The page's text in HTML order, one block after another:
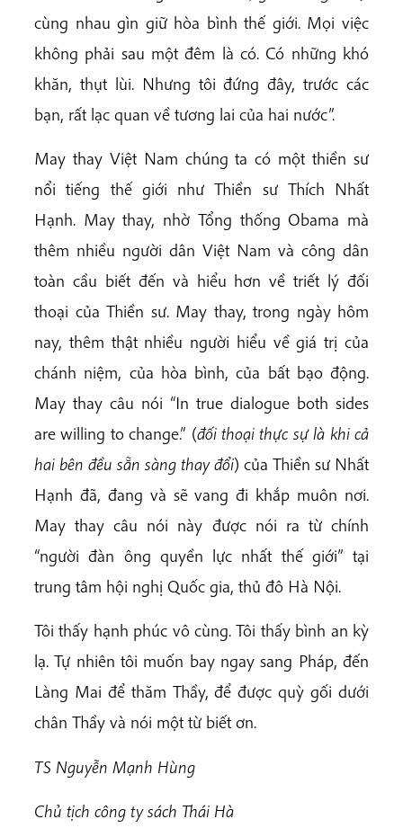
cùng nhau gìn giữ hòa bình thế giới. Mọi việc
không phải sau một đêm là có. Có những khó
khăn, thụt lùi. Nhưng tôi đứng đây, trước các
bạn, rất lạc quan về tương lai của hai nước”.
May thay Việt Nam chúng ta có một thiền sư
nổi tiếng thế giới như Thiền sư Thích Nhất
Hạnh. May thay, nhờ Tổng thống Obama mà
thêm nhiều người dân Việt Nam và công dân
toàn cầu biết đến và hiểu hơn về triết lý đối
thoại của Thiền sư. May thay, trong ngày hôm
nay, thêm thật nhiều người hiểu về giá trị của
chánh niệm, của hòa bình, của bất bạo động.
May thay câu nói “In true dialogue both sides
are willing to change.” (đối thoại thực sự là khi cả
hai bên đều sẵn sàng thay đổi) của Thiền sư Nhất
Hạnh đã, đang và sẽ vang đi khắp muôn nơi.
May thay câu nói này được nói ra từ chính
“người đàn ông quyền lực nhất thế giới” tại
trung tâm hội nghị Quốc gia, thủ đô Hà Nội.
Tôi thấy hạnh phúc vô cùng. Tôi thấy bình an kỳ
lạ. Tự nhiên tôi muốn bay ngay sang Pháp, đến
Làng Mai để thăm Thầy, để được quỳ gối dưới
chân Thầy và nói một từ biết ơn.
TS Nguyễn Mạnh Hùng
Chủ tịch công ty sách Thái Hà